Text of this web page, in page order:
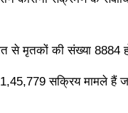
से मृतकों की संख्या 8884
सक्रिय मामले हैं